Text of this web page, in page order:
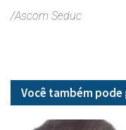
/Ascom Seduc
Você também